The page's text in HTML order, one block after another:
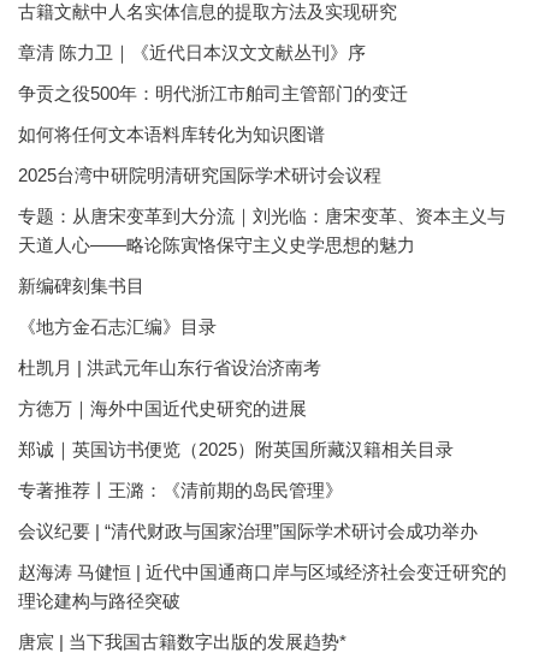
古籍文献中人名实体信息的提取方法及实现研究
章清 陈力卫｜《近代日本汉文文献丛刊》序
争贡之役500年：明代浙江市舶司主管部门的变迁
如何将任何文本语料库转化为知识图谱
2025台湾中研院明清研究国际学术研讨会议程
专题：从唐宋变革到大分流｜刘光临：唐宋变革、资本主义与
天道人心——略论陈寅恪保守主义史学思想的魅力
新编碑刻集书目
《地方金石志汇编》目录
杜凯月 | 洪武元年山东行省设治济南考
方徳万｜海外中国近代史研究的进展
郑诚｜英国访书便览（2025）附英国所藏汉籍相关目录
专著推荐丨王潞：《清前期的岛民管理》
会议纪要 | “清代财政与国家治理”国际学术研讨会成功举办
赵海涛 马健恒 | 近代中国通商口岸与区域经济社会变迁研究的
理论建构与路径突破
唐宸 | 当下我国古籍数字出版的发展趋势*